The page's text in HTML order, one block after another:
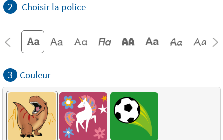
2 Choisir la police
3 Couleur